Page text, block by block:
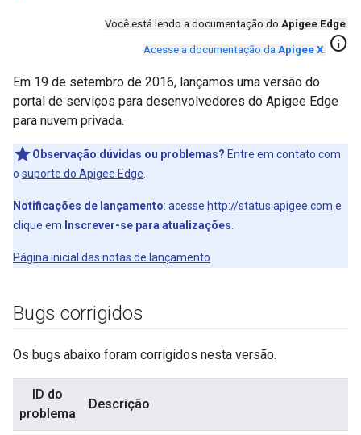
Você está lendo a documentação do Apigee Edge.
Acesse a documentação da Apigee X. info
Em 19 de setembro de 2016, lançamos uma versão do
portal de serviços para desenvolvedores do Apigee Edge
para nuvem privada.
Observação:dúvidas ou problemas? Entre em contato com
o suporte do Apigee Edge
Notificações de lançamento: acesse http://status.apigee.com e
clique em Inscrever-se para atualizações
Página inicial das notas de lançamento
Bugs corrigidos
Os bugs abaixo foram corrigidos nesta versão.
ID do
problema
Descrição